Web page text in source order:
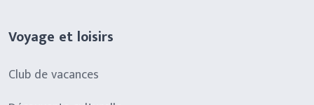
Voyage et loisirs
Club de vacances